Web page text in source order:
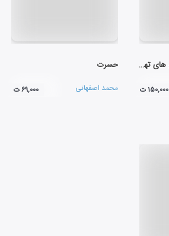
احوالات شخصی ۶: والس های تهران
۱۵۰,۰۰۰ ت
حسرت
محمد اصفهانی ۶۹,۰۰۰ ت